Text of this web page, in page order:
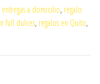
entregas a domicilio, regalo
full dulces, regalos en Quito,